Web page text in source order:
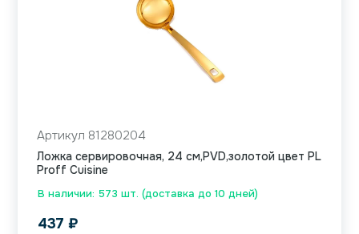
В наличии: 573 шт. (доставка до 10 дней)
Артикул 81280204
Ложка сервировочная, 24 см,PVD,золотой цвет PL
Proff Cuisine
437 ₽